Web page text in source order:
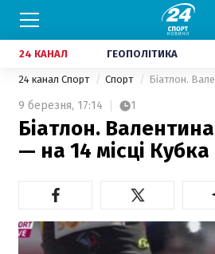
24 КАНАЛ ГЕОПОЛІТИКА
24 канал Спорт Спорт
9 березня, 17:14 1
Біатлон.
— на 14 місці Кубка